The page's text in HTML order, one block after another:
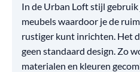
In de Urban Loft stijl
meubels waardoor je de
rustiger kunt inrichten. Het
geen standaard design. Zo
materialen en kleuren